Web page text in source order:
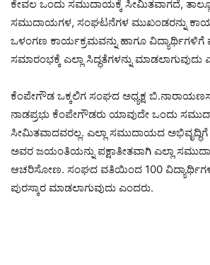
ಕೇವಲ ಒಂದು ಸಮುದಾಯಕ್ಕೆ ಸೀಮಿತವಾಗದೆ,
ಸಮುದಾಯಗಳ, ಸಂಘಟನೆಗಳ ಮುಖಂಡರನ್ನು
ಒಳಂಗಣ ಕಾರ್ಯಕ್ರಮವನ್ನು ಹಾಗೂ ವಿದ್ಯಾರ್ಥಿಗಳಿಗೆ
ಸಮಾರಂಭಕ್ಕೆ ಎಲ್ಲಾ ಸಿದ್ಧತೆಗಳನ್ನು ಮಾಡಲಾಗುವುದು
ಕೆಂಪೇಗೌಡ ಒಕ್ಕಲಿಗ ಸಂಘದ ಅಧ್ಯಕ್ಷ
ನಾಡಪ್ರಭು ಕೆಂಪೇಗೌಡರು ಯಾವುದೇ ಒಂದು
‌ಸೀಮಿತವಾದವರಲ್ಲ. ಎಲ್ಲಾ ಸಮುದಾಯದ
ಅವರ ಜಯಂತಿಯನ್ನು ಪಕ್ಷಾತೀತವಾಗಿ ಎಲ್ಲಾ
ಆಚರಿಸೋಣ. ಸಂಘದ ವತಿಯಿಂದ 100
ಪುರಸ್ಕಾರ ಮಾಡಲಾಗುವುದು ಎಂದರು.